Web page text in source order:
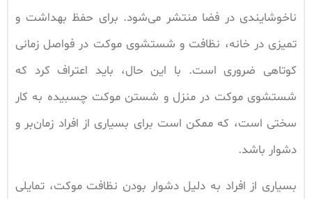
ناخوشایندی در فضا منتشر می‌شود. برای حفظ بهداشت و
تمیزی در خانه، نظافت و شستشوی موکت در فواصل زمانی
کوتاهی ضروری است. با این حال، باید اعتراف کرد که
شستشوی موکت در منزل و شستن موکت چسبیده به کار
سختی است، که ممکن است برای بسیاری از افراد زمان‌بر و
دشوار باشد.
بسیاری از افراد به دلیل دشوار بودن نظافت موکت، تمایلی